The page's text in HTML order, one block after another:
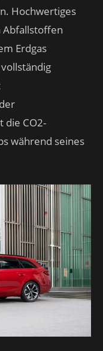
Hochwertiges
Abfallstoffen
Erdgas
die CO2-
während seines